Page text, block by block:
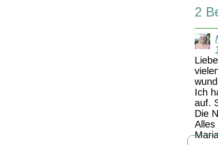
2
Ich
auf.
Die
Alles